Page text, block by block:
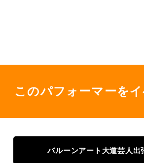
このパフォーマーを
バルーンアート大道芸人出